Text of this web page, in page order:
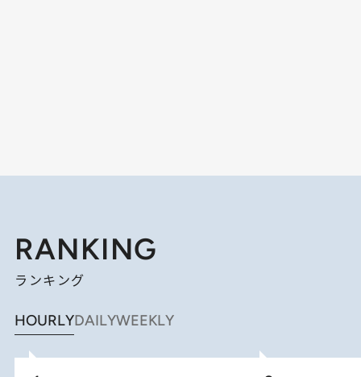
RANKING
ランキング
HOURLYDAILYWEEKLY